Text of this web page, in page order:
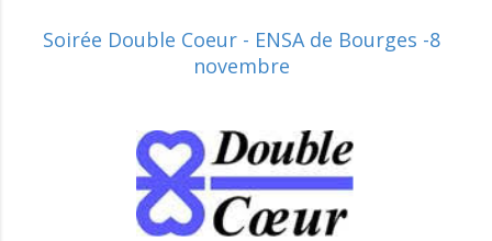
Soirée Double Coeur - ENSA de Bourges -8
novembre